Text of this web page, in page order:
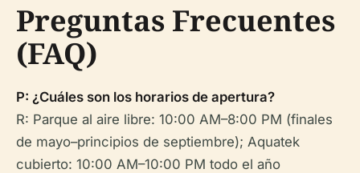
Preguntas Frecuentes
(FAQ)
P: ¿Cuáles son los horarios de apertura?
R: Parque al aire libre: 10:00 AM–8:00 PM (finales
de mayo–principios de septiembre); Aquatek
cubierto: 10:00 AM–10:00 PM todo el año